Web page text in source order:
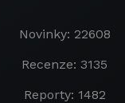
Novinky: 22608
Recenze: 3135
Reporty: 1482